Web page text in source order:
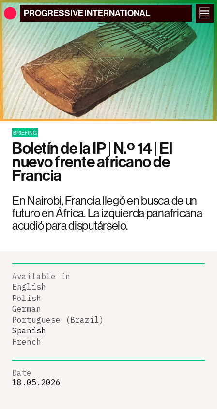
PROGRESSIVEINTERNATIONAL
BRIEFING
Boletín de la IP | N.º 14 | El
nuevo frente africano de
Francia
En Nairobi, Francia llegó en busca de un
futuro en África. La izquierda panafricana
acudió para disputárselo.
Available in
English
Polish
German
Portuguese (Brazil)
Spanish
French
Date
18.05.2026